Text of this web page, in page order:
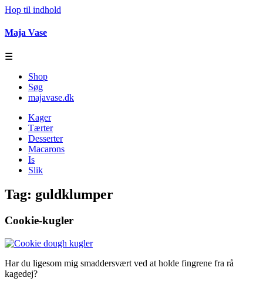
Hop til indhold
Maja Vase
☰
Shop
Søg
majavase.dk
Kager
Tærter
Desserter
Macarons
Is
Slik
Tag: guldklumper
Cookie-kugler
Har du ligesom mig smaddersvært ved at holde fingrene fra rå
kagedej?